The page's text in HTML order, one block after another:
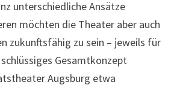
unterschiedliche Ansätze
möchten die Theater aber auch
zukunftsfähig zu sein – jeweils für
Gesamtkonzept
Augsburg etwa